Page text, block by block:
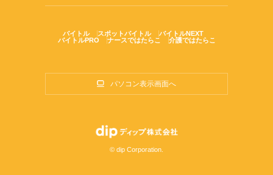
バイトル スポットバイトル
バイトルNEXT
バイトルPRO
ナースではたらこ 介護ではたらこ
パソコン表示画面へ
© dip Corporation.